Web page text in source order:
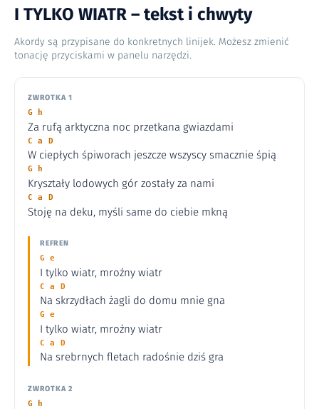
I TYLKO WIATR – tekst i chwyty
Akordy są przypisane do konkretnych linijek. Możesz zmienić
tonację przyciskami w panelu narzędzi.
ZWROTKA 1
G h
Za rufą arktyczna noc przetkana gwiazdami
C a D
W ciepłych śpiworach jeszcze wszyscy smacznie śpią
G h
Kryształy lodowych gór zostały za nami
C a D
Stoję na deku, myśli same do ciebie mkną
REFREN
G e
I tylko wiatr, mroźny wiatr
C a D
Na skrzydłach żagli do domu mnie gna
G e
I tylko wiatr, mroźny wiatr
C a D
Na srebrnych fletach radośnie dziś gra
ZWROTKA 2
G h